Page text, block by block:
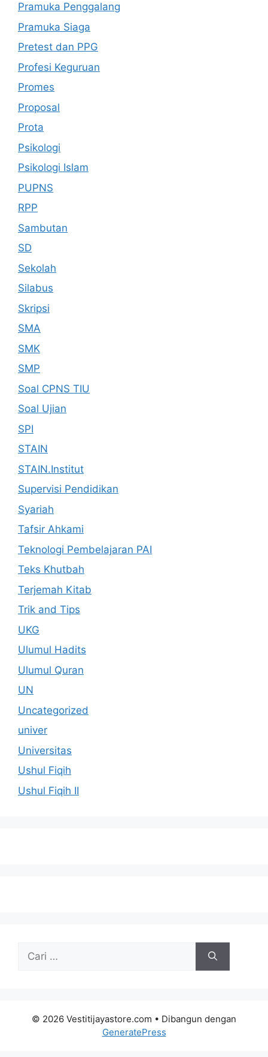
Pramuka Penggalang
Pramuka Siaga
Pretest dan PPG
Profesi Keguruan
Promes
Proposal
Prota
Psikologi
Psikologi Islam
PUPNS
RPP
Sambutan
SD
Sekolah
Silabus
Skripsi
SMA
SMK
SMP
Soal CPNS TIU
Soal Ujian
SPI
STAIN
STAIN.Institut
Supervisi Pendidikan
Syariah
Tafsir Ahkami
Teknologi Pembelajaran PAI
Teks Khutbah
Terjemah Kitab
Trik and Tips
UKG
Ulumul Hadits
Ulumul Quran
UN
Uncategorized
univer
Universitas
Ushul Fiqih
Ushul Fiqih II
untuk:
© 2026 Vestitijayastore.com • Dibangun dengan
GeneratePress